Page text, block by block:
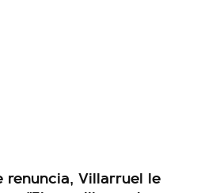
renuncia, Villarruel le